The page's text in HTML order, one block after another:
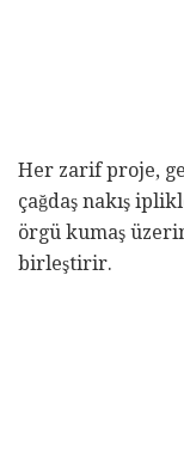
Her zarif proje,
çağdaş nakış
örgü kumaş
birleştirir.